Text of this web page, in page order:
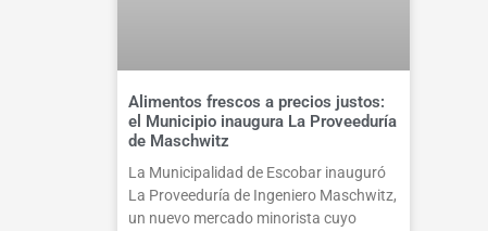
Alimentos frescos a precios justos:
el Municipio inaugura La Proveeduría
de Maschwitz
La Municipalidad de Escobar inauguró
La Proveeduría de Ingeniero Maschwitz,
un nuevo mercado minorista cuyo